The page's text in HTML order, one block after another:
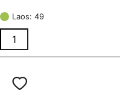
oli:
€ 0,23.
is:
€ 0,17.
Laos: 49